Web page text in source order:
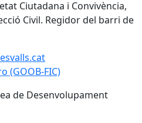
Ciutadana i Convivència,
Civil. Regidor del barri de
(GOOB-FIC)
(GOOB-FIC)
de Desenvolupament